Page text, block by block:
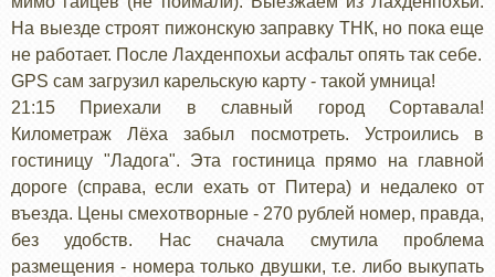
На выезде строят пижонскую заправку ТНК, но пока еще
не работает. После Лахденпохьи асфальт опять так себе.
GPS сам загрузил карельскую карту - такой умница!
21:15 Приехали в славный город Сортавала!
Километраж Лёха забыл посмотреть. Устроились в
гостиницу "Ладога". Эта гостиница прямо на главной
дороге (справа, если ехать от Питера) и недалеко от
въезда. Цены смехотворные - 270 рублей номер, правда,
без удобств. Нас сначала смутила проблема
размещения - номера только двушки, т.е. либо выкупать